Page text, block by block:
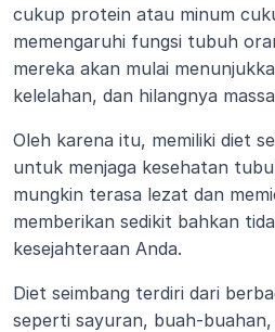
cukup protein atau minum
memengaruhi fungsi tubuh
mereka akan mulai
kelelahan, dan hilangnya
Oleh karena itu, memiliki diet
untuk menjaga kesehatan
mungkin terasa lezat dan
memberikan sedikit bahkan
kesejahteraan Anda.
Diet seimbang terdiri dari
seperti sayuran, buah-